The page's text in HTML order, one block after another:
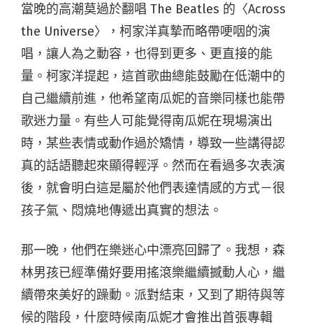
當晚的高潮莫過於翻唱 The Beatles 的〈Across
the Universe〉，柯家洋真摯而略帶哽咽的演
唱，讓人為之動容，也得到更多、更直接的能
量。柯家洋提起，這首歌曲總能鼓勵在低潮中的
自己繼續前進，他希望南瓜妮的音樂同樣也能帶
歌迷力量。有些人可能覺得南瓜妮在現場演出
時，某些表情或動作過於矯情，導致一些講得認
真的話語聽起來顯得輕浮。然而在看過多次表演
後，就會明白這是屬於他們表達情感的方式－很
孩子氣、悶燒地傳遞出真實的想法。
那一晚，他們在樂迷心中漂亮回歸了。我想，森
林男孩已經準備好要用搖滾樂繼續撼動人心，繼
續帶來美好的躁動。派對結束，又到了期待與等
候的階段，什麼時候南瓜妮才會推出首張專輯